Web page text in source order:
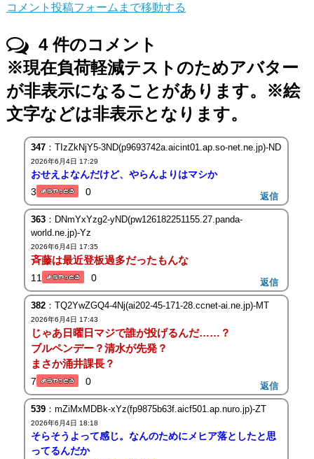
コメント投稿フォームまで移動する
4件のコメント
※現在負荷軽減テストのためアバター
が非表示になることがあります。※絵
文字などは非表示となります。
347：TIzZkNjY5-3ND(p9693742a.aicint01.ap.so-net.ne.jp)-ND
2026年6月4日 17:29
おせえよなんだけど、やらんよりはマシか
3
0 返信
363：DNmYxYzg2-yND(pw126182251155.27.panda-
world.ne.jp)-Yz
2026年6月4日 17:35
斉藤は最近登板過多だったもんな
11 0 返信
382：TQ2YwZGQ4-4Nj(ai202-45-171-28.ccnet-ai.ne.jp)-MT
2026年6月4日 17:43
じゃあ日曜日マジで誰が投げるんだ……？
ブルペンデー？清水が先発？
まさか涌井課長？
7 0 返信
539：mZiMxMDBk-xYz(fp9875b63f.aicf501.ap.nuro.jp)-ZT
2026年6月4日 18:18
そらそうよって感じ。なんのためにメヒア落としたと思
ってるんだか